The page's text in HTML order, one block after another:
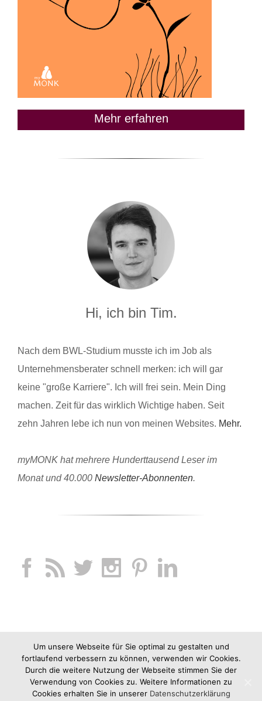
Mehr erfahren
Hi, ich bin Tim.
Nach dem BWL-Studium musste ich im Job als
Unternehmensberater schnell merken: ich will gar
keine "große Karriere". Ich will frei sein. Mein Ding
machen. Zeit für das wirklich Wichtige haben. Seit
zehn Jahren lebe ich nun von meinen Websites. Mehr.
myMONK hat mehrere Hunderttausend Leser im
Monat und 40.000 Newsletter-Abonnenten.
Um unsere Webseite für Sie optimal zu gestalten und
fortlaufend verbessern zu können, verwenden wir Cookies.
Durch die weitere Nutzung der Webseite stimmen Sie der
Verwendung von Cookies zu. Weitere Informationen zu
Cookies erhalten Sie in unserer Datenschutzerklärung